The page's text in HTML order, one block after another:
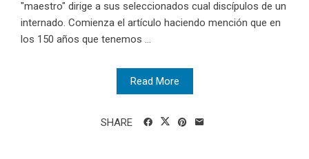
"maestro" dirige a sus seleccionados cual discípulos de un
internado. Comienza el artículo haciendo mención que en
los 150 años que tenemos ...
Read More
SHARE